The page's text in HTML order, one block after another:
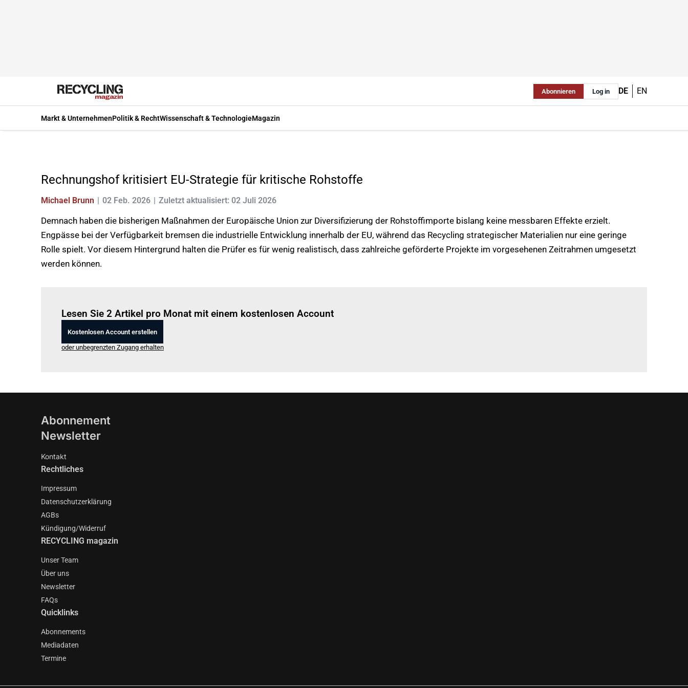
Abonnieren Log in DE EN
Markt & UnternehmenPolitik & RechtWissenschaft & TechnologieMagazin
Rechnungshof kritisiert EU-Strategie für kritische Rohstoffe
Michael Brunn 02 Feb. 2026 Zuletzt aktualisiert: 02 Juli 2026
Demnach haben die bisherigen Maßnahmen der Europäische Union zur Diversifizierung der Rohstoffimporte bislang keine messbaren Effekte erzielt.
Engpässe bei der Verfügbarkeit bremsen die industrielle Entwicklung innerhalb der EU, während das Recycling strategischer Materialien nur eine geringe
Rolle spielt. Vor diesem Hintergrund halten die Prüfer es für wenig realistisch, dass zahlreiche geförderte Projekte im vorgesehenen Zeitrahmen umgesetzt
werden können.
Lesen Sie 2 Artikel pro Monat mit einem kostenlosen Account
Kostenlosen Account erstellen
oder unbegrenzten Zugang erhalten
Abonnement
Newsletter
Kontakt
Rechtliches
Impressum
Datenschutzerklärung
AGBs
Kündigung/Widerruf
RECYCLING magazin
Unser Team
Über uns
Newsletter
FAQs
Quicklinks
Abonnements
Mediadaten
Termine